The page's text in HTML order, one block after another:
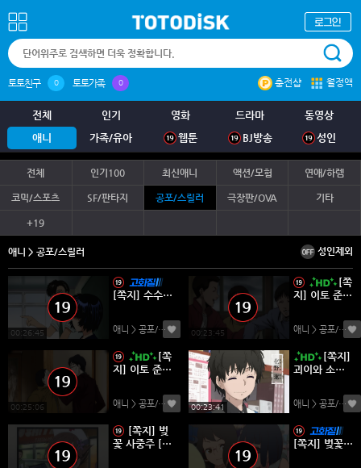
토토친구 0 토토가족 0 충전샵 월정액
전체 인기 영화 드라마
동영상
애니
가족/유아 웹툰 BJ방송 성인
전체 인기100 최신애니 액션/모험 연애/하렘
코믹/스포츠 SF/판타지 공포/스릴러 극장판/OVA 기타
+19
애니 > 공포/스릴러 성인제외
00:26:45
[쪽지] 수수께
1-13완결 [O
VA 포함] -미
드라마-
애니 > 공포/스릴러 (0)00:23:45
[쪽
지] 이토 준지
2완결 -미스
테리 호러 스
애니 > 공포/스릴러
00:25:06
[쪽
지] 이토 준지
2완결 -미스
테리 호러 스
애니 > 공포/스릴러 (0)00:23:41
[쪽지]
괴이와 소녀
01-12완결 -
미스테리 귀
러-
애니 > 공포/스릴러
[쪽지] 벚
꽃 사중주 [1
[쪽지] 벚꽃